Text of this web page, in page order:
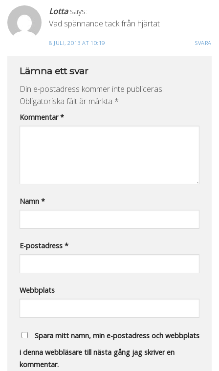
Lotta says:
Vad spännande tack från hjärtat
8 JULI, 2013 AT 10:19 SVARA
Lämna ett svar
Din e-postadress kommer inte publiceras.
Obligatoriska fält är märkta *
Kommentar*
Namn *
E-postadress *
Webbplats
Spara mitt namn, min e-postadress och webbplats
i denna webbläsare till nästa gång jag skriver en
kommentar.